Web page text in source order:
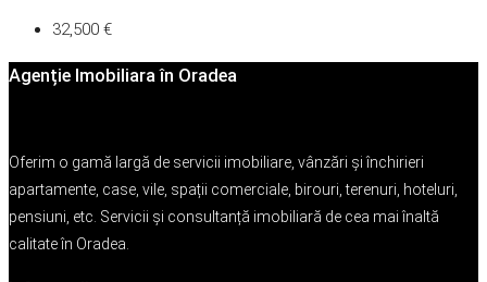
32,500 €
Agenție Imobiliara în Oradea
Oferim o gamă largă de servicii imobiliare, vânzări și închirieri
apartamente, case, vile, spații comerciale, birouri, terenuri, hoteluri,
pensiuni, etc. Servicii și consultanță imobiliară de cea mai înaltă
calitate în Oradea.